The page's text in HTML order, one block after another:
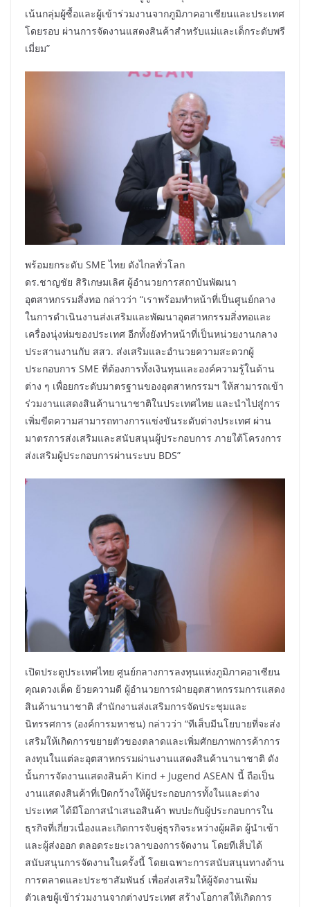
เน้นกลุ่มผู้ซื้อและผู้เข้าร่วมงานจากภูมิภาคอาเซียนและประเทศ
โดยรอบ ผ่านการจัดงานแสดงสินค้าสำหรับแม่และเด็กระดับพรี
เมี่ยม”
พร้อมยกระดับ SME ไทย ดังไกลทั่วโลก
ดร.ชาญชัย สิริเกษมเลิศ ผู้อำนวยการสถาบันพัฒนา
อุตสาหกรรมสิ่งทอ กล่าวว่า “เราพร้อมทําหน้าที่เป็นศูนย์กลาง
ในการดําเนินงานส่งเสริมและพัฒนาอุตสาหกรรมสิ่งทอและ
เครื่องนุ่งห่มของประเทศ อีกทั้งยังทำหน้าที่เป็นหน่วยงานกลาง
ประสานงานกับ สสว. ส่งเสริมและอำนวยความสะดวกผู้
ประกอบการ SME ที่ต้องการทั้งเงินทุนและองค์ความรู้ในด้าน
ต่าง ๆ เพื่อยกระดับมาตรฐานของอุตสาหกรรมฯ ให้สามารถเข้า
ร่วมงานแสดงสินค้านานาชาติในประเทศไทย และนำไปสู่การ
เพิ่มขีดความสามารถทางการแข่งขันระดับต่างประเทศ ผ่าน
มาตรการส่งเสริมและสนับสนุนผู้ประกอบการ ภายใต้โครงการ
ส่งเสริมผู้ประกอบการผ่านระบบ BDS”
เปิดประตูประเทศไทย ศูนย์กลางการลงทุนแห่งภูมิภาคอาเซียน
คุณดวงเด็ด ย้วยความดี ผู้อำนวยการฝ่ายอุตสาหกรรมการแสดง
สินค้านานาชาติ สำนักงานส่งเสริมการจัดประชุมและ
นิทรรศการ (องค์การมหาชน) กล่าวว่า “ทีเส็บมีนโยบายที่จะส่ง
เสริมให้เกิดการขยายตัวของตลาดและเพิ่มศักยภาพการค้าการ
ลงทุนในแต่ละอุตสาหกรรมผ่านงานแสดงสินค้านานาชาติ ดัง
นั้นการจัดงานแสดงสินค้า Kind + Jugend ASEAN นี้ ถือเป็น
งานแสดงสินค้าที่เปิดกว้างให้ผู้ประกอบการทั้งในและต่าง
ประเทศ ได้มีโอกาสนำเสนอสินค้า พบปะกับผู้ประกอบการใน
ธุรกิจที่เกี่ยวเนื่องและเกิดการจับคู่ธุรกิจระหว่างผู้ผลิต ผู้นำเข้า
และผู้ส่งออก ตลอดระยะเวลาของการจัดงาน โดยทีเส็บได้
สนับสนุนการจัดงานในครั้งนี้ โดยเฉพาะการสนับสนุนทางด้าน
การตลาดและประชาสัมพันธ์ เพื่อส่งเสริมให้ผู้จัดงานเพิ่ม
ตัวเลขผู้เข้าร่วมงานจากต่างประเทศ สร้างโอกาสให้เกิดการ